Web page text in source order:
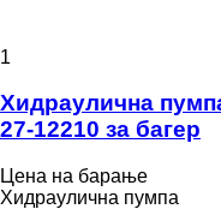
1
Хидраулична
27-12210 за багер
Цена на барање
Хидраулична пумпа